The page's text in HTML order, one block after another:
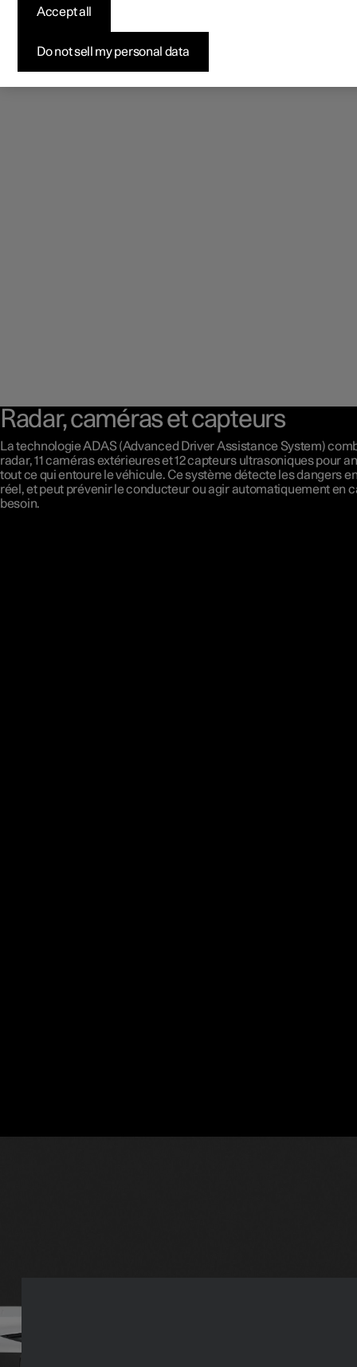
Radar, caméras et capteurs
La technologie ADAS (Advanced Driver Assistance System)
radar, 11 caméras extérieures et 12 capteurs ultrasoniques pour
tout ce qui entoure le véhicule. Ce système détecte les dangers
réel, et peut prévenir le conducteur ou agir automatiquement en
besoin.
Do not sell my personal data
Accept all